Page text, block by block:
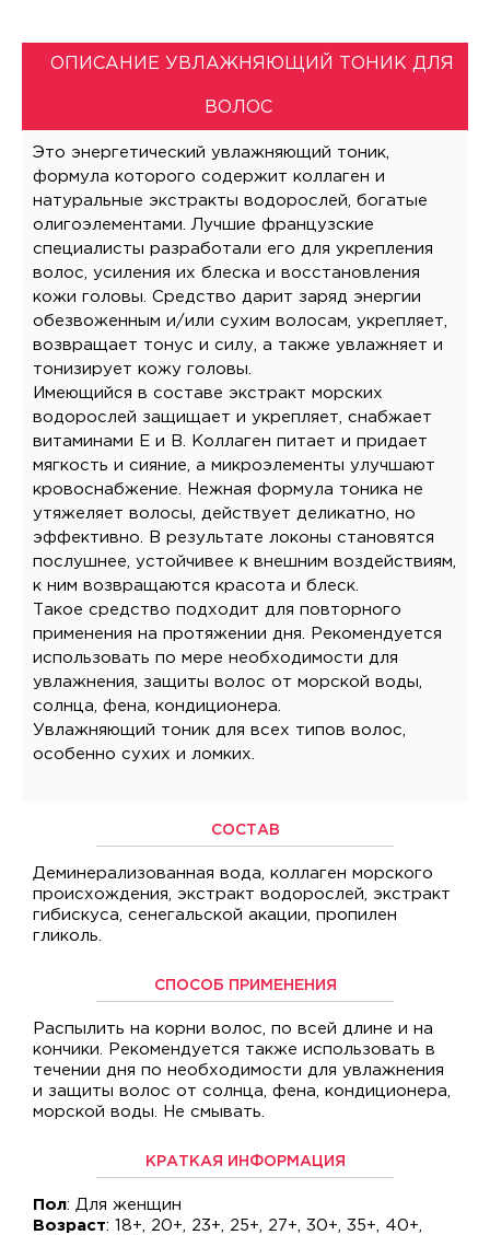
ОПИСАНИЕ УВЛАЖНЯЮЩИЙ ТОНИК ДЛЯ
ВОЛОС
Это энергетический увлажняющий тоник,
формула которого содержит коллаген и
натуральные экстракты водорослей, богатые
олигоэлементами. Лучшие французские
специалисты разработали его для укрепления
волос, усиления их блеска и восстановления
кожи головы. Средство дарит заряд энергии
обезвоженным и/или сухим волосам, укрепляет,
возвращает тонус и силу, а также увлажняет и
тонизирует кожу головы.
Имеющийся в составе экстракт морских
водорослей защищает и укрепляет, снабжает
витаминами Е и В. Коллаген питает и придает
мягкость и сияние, а микроэлементы улучшают
кровоснабжение. Нежная формула тоника не
утяжеляет волосы, действует деликатно, но
эффективно. В результате локоны становятся
послушнее, устойчивее к внешним воздействиям,
к ним возвращаются красота и блеск.
Такое средство подходит для повторного
применения на протяжении дня. Рекомендуется
использовать по мере необходимости для
увлажнения, защиты волос от морской воды,
солнца, фена, кондиционера.
Увлажняющий тоник для всех типов волос,
особенно сухих и ломких.
СОСТАВ
Деминерализованная вода, коллаген морского
происхождения, экстракт водорослей, экстракт
гибискуса, сенегальской акации, пропилен
гликоль.
СПОСОБ ПРИМЕНЕНИЯ
Распылить на корни волос, по всей длине и на
кончики. Рекомендуется также использовать в
течении дня по необходимости для увлажнения
и защиты волос от солнца, фена, кондиционера,
морской воды. Не смывать.
КРАТКАЯ ИНФОРМАЦИЯ
Пол: Для женщин
Возраст: 18+, 20+, 23+, 25+, 27+, 30+, 35+, 40+,